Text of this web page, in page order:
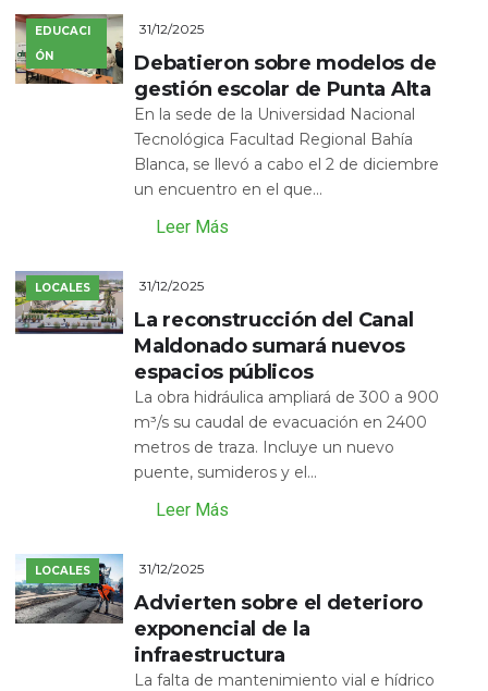
EDUCACI
ÓN
31/12/2025
Debatieron sobre modelos de
gestión escolar de Punta Alta
En la sede de la Universidad Nacional
Tecnológica Facultad Regional Bahía
Blanca, se llevó a cabo el 2 de diciembre
un encuentro en el que...
Leer Más
LOCALES 31/12/2025
La reconstrucción del Canal
Maldonado sumará nuevos
espacios públicos
La obra hidráulica ampliará de 300 a 900
m³/s su caudal de evacuación en 2400
metros de traza. Incluye un nuevo
puente, sumideros y el...
Leer Más
LOCALES 31/12/2025
Advierten sobre el deterioro
exponencial de la
infraestructura
La falta de mantenimiento vial e hídrico